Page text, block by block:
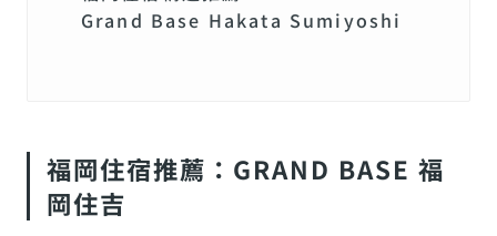
Grand Base Hakata Sumiyoshi
福岡住宿推薦：GRAND BASE 福
岡住吉